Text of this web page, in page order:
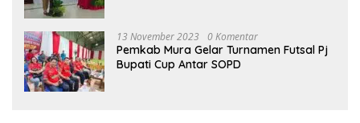
13 November 2023 0 Komentar
Pemkab Mura Gelar Turnamen Futsal Pj
Bupati Cup Antar SOPD